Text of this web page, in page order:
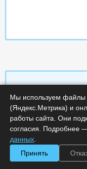
Срок
Код :
Мы используем файлы
(Яндекс.Метрика) и
работы сайта. Они
согласия. Подробнее
данных
Принять